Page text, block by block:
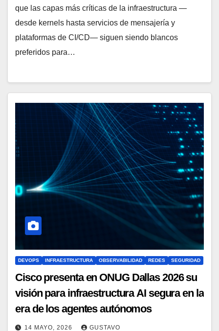
que las capas más críticas de la infraestructura —
desde kernels hasta servicios de mensajería y
plataformas de CI/CD— siguen siendo blancos
preferidos para…
DEVOPS INFRAESTRUCTURA OBSERVABILIDAD REDES SEGURIDAD
Cisco presenta en ONUG Dallas 2026 su
visión para infraestructura AI segura en la
era de los agentes autónomos
14 MAYO, 2026 GUSTAVO